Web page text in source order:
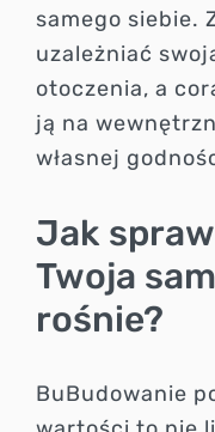
samego siebie.
uzależniać
otoczenia, a
ją na
własnej
Jak
Twoja
rośnie?
BuBudowanie